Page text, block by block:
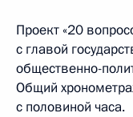
Проект «20
с главой
общественно-
Общий
с половиной часа.